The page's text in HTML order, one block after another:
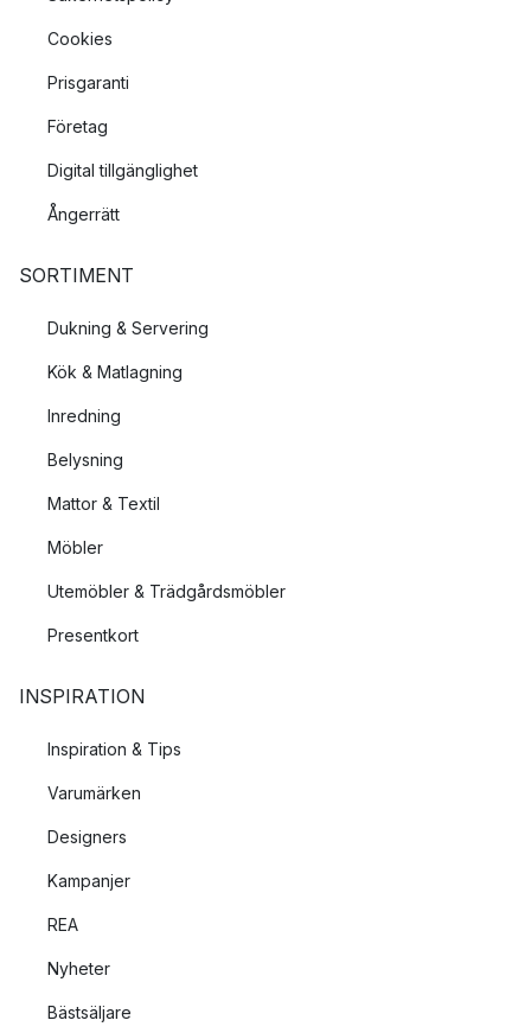
Cookies
Prisgaranti
Företag
Digital tillgänglighet
Ångerrätt
SORTIMENT
Dukning & Servering
Kök & Matlagning
Inredning
Belysning
Mattor & Textil
Möbler
Utemöbler & Trädgårdsmöbler
Presentkort
INSPIRATION
Inspiration & Tips
Varumärken
Designers
Kampanjer
REA
Nyheter
Bästsäljare